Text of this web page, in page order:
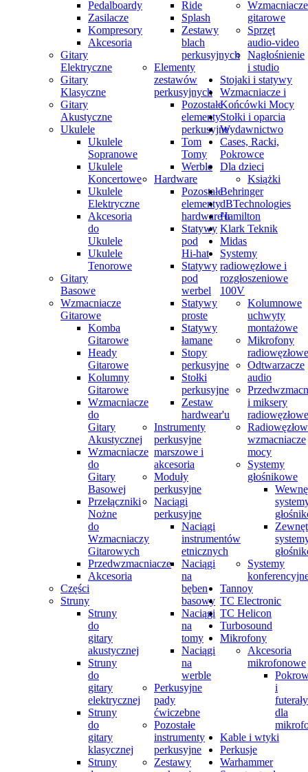
Pedalboardy
Zasilacze
Kompresory
Akcesoria
Gitary
Elektryczne
Gitary
Klasyczne
Gitary
Akustyczne
Ukulele
Ukulele
Sopranowe
Ukulele
Koncertowe
Ukulele
Elektryczne
Akcesoria
do
Ukulele
Ukulele
Tenorowe
Gitary
Basowe
Wzmacniacze
Gitarowe
Komba
Gitarowe
Heady
Gitarowe
Kolumny
Gitarowe
Wzmacniacze
do
Gitary
Akustycznej
Wzmacniacze
do
Gitary
Basowej
Przełączniki
Nożne
do
Wzmacniaczy
Gitarowych
Przedwzmacniacze
Akcesoria
Części
Struny
Struny
do
gitary
akustycznej
Struny
do
gitary
elektrycznej
Struny
do
gitary
klasycznej
Struny
Ride
Splash
Zestawy
blach
perkusyjnych
Elementy
zestawów
perkusyjnych
Pozostałe
elementy
perkusyjne
Tom
Tomy
Werble
Hardware
Pozostałe
elementy
hardware'u
Statywy
pod
Hi-hat
Statywy
pod
werbel
Statywy
proste
Statywy
łamane
Stopy
perkusyjne
Stołki
perkusyjne
Zestaw
hardwear'u
Instrumenty
perkusyjne
marszowe i
akcesoria
Moduły
perkusyjne
Naciągi
perkusyjne
Naciągi
instrumentów
etnicznych
Naciągi
na
bęben
basowy
Naciągi
na
tomy
Naciągi
na
werble
Perkusyjne
pady
ćwiczebne
Pozostałe
instrumenty
perkusyjne
Zestawy
Wzmacniacze
gitarowe
Sprzęt
audio-video
Nagłośnienie
i studio
Stojaki i statywy
Wzmacniacze i
Końcówki Mocy
Stołki i oparcia
Wydawnictwo
Cases, Racki,
Pokrowce
Dla dzieci
Książki
Behringer
dBTechnologies
Hamilton
Klark Teknik
Midas
Systemy
radiowęzłowe i
rozgłoszeniowe
100V
Kolumnowe
uchwyty
montażowe
Mikrofony
radiowęzłowe
Odtwarzacze
audio
i miksery
radiowęzłowe
wzmacniacze
mocy
Systemy
głośnikowe
Systemy
Tannoy
TC Electronic
TC Helicon
Turbosound
Mikrofony
Akcesoria
mikrofonowe
i
futerały
dla
Kable i wtyki
Perkusje
Warhammer